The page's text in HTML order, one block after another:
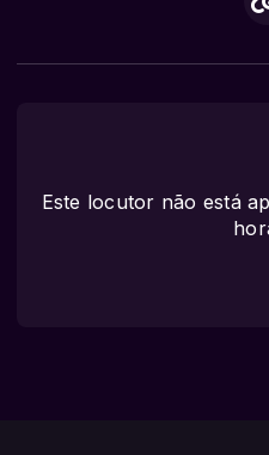
Este locutor não está